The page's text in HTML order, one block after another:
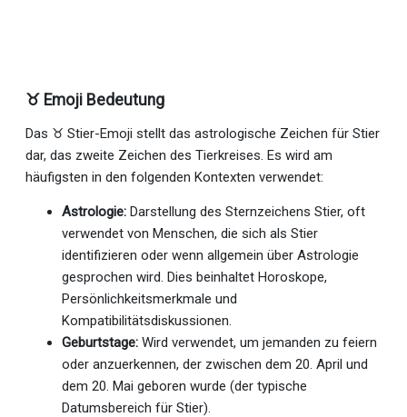
♉ Emoji Bedeutung
Das ♉ Stier-Emoji stellt das astrologische Zeichen für Stier
dar, das zweite Zeichen des Tierkreises. Es wird am
häufigsten in den folgenden Kontexten verwendet:
Astrologie: Darstellung des Sternzeichens Stier, oft
verwendet von Menschen, die sich als Stier
identifizieren oder wenn allgemein über Astrologie
gesprochen wird. Dies beinhaltet Horoskope,
Persönlichkeitsmerkmale und
Kompatibilitätsdiskussionen.
Geburtstage: Wird verwendet, um jemanden zu feiern
oder anzuerkennen, der zwischen dem 20. April und
dem 20. Mai geboren wurde (der typische
Datumsbereich für Stier).